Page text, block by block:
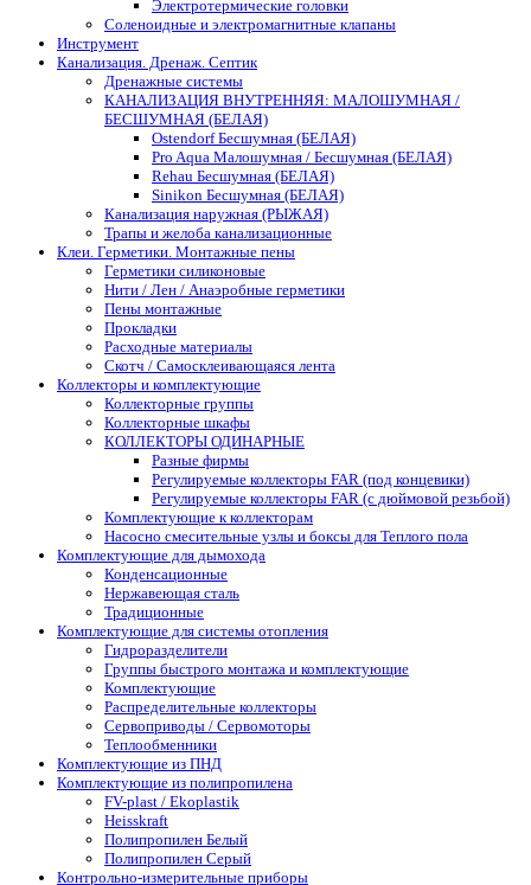
Электротермические головки
Соленоидные и электромагнитные клапаны
Инструмент
Канализация. Дренаж. Септик
Дренажные системы
КАНАЛИЗАЦИЯ ВНУТРЕННЯЯ: МАЛОШУМНАЯ /
БЕСШУМНАЯ (БЕЛАЯ)
Ostendorf Бесшумная (БЕЛАЯ)
Pro Aqua Малошумная / Бесшумная (БЕЛАЯ)
Rehau Бесшумная (БЕЛАЯ)
Sinikon Бесшумная (БЕЛАЯ)
Канализация наружная (РЫЖАЯ)
Трапы и желоба канализационные
Клеи. Герметики. Монтажные пены
Герметики силиконовые
Нити / Лен / Анаэробные герметики
Пены монтажные
Прокладки
Расходные материалы
Скотч / Самосклеивающаяся лента
Коллекторы и комплектующие
Коллекторные группы
Коллекторные шкафы
КОЛЛЕКТОРЫ ОДИНАРНЫЕ
Разные фирмы
Регулируемые коллекторы FAR (под концевики)
Регулируемые коллекторы FAR (с дюймовой резьбой)
Комплектующие к коллекторам
Насосно смесительные узлы и боксы для Теплого пола
Комплектующие для дымохода
Конденсационные
Нержавеющая сталь
Традиционные
Комплектующие для системы отопления
Гидроразделители
Группы быстрого монтажа и комплектующие
Комплектующие
Распределительные коллекторы
Сервоприводы / Сервомоторы
Теплообменники
Комплектующие из ПНД
Комплектующие из полипропилена
FV-plast / Ekoplastik
Heisskraft
Полипропилен Белый
Полипропилен Серый
Контрольно-измерительные приборы